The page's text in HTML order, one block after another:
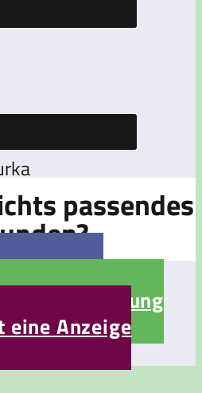
passendes
eine Bewerbung
eine Anzeige